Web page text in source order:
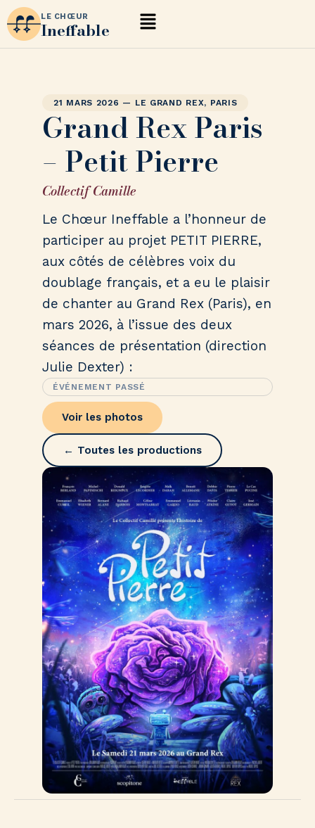
LE CHŒUR
Ineffable
21 MARS 2026 — LE GRAND REX, PARIS
Grand Rex Paris
– Petit Pierre
Collectif Camille
Le Chœur Ineffable a l’honneur de
participer au projet PETIT PIERRE,
aux côtés de célèbres voix du
doublage français, et a eu le plaisir
de chanter au Grand Rex (Paris), en
mars 2026, à l’issue des deux
séances de présentation (direction
Julie Dexter) :
ÉVÉNEMENT PASSÉ
Voir les photos
← Toutes les productions